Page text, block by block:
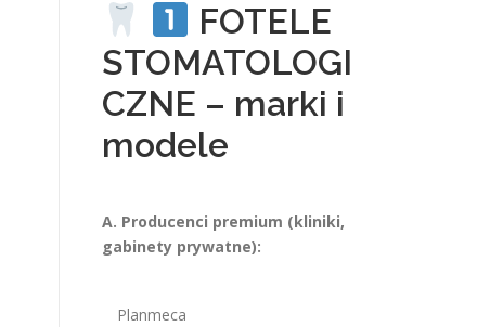
FOTELE
STOMATOLOGI
CZNE – marki i
modele
A. Producenci premium (kliniki,
gabinety prywatne):
Planmeca